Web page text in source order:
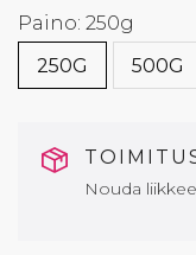
Paino: 250g
250G
500G
Nouda